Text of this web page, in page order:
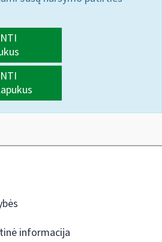
informacija